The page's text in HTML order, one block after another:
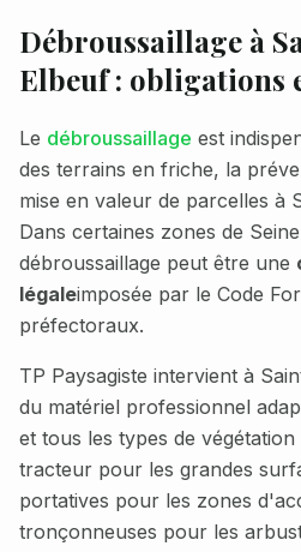
Débroussaillage à
Elbeuf: obligations
Le débroussaillage est
des terrains en friche, la
mise en valeur de parcelles à
Dans certaines zones de
débroussaillage peut être une
légaleimposée par le Code
préfectoraux.
TP Paysagiste intervient à
du matériel professionnel
et tous les types de
tracteur pour les grandes
portatives pour les zones
tronçonneuses pour les